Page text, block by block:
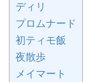
ディリ
プロムナード
初ティモ飯
夜散歩
メイマート